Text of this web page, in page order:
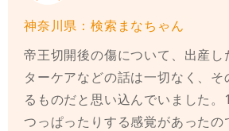
神奈川県：検索まなちゃん
帝王切開後の傷について、出産し
ターケアなどの話は一切なく、
るものだと思い込んでいました。
つっぱったりする感覚があったの